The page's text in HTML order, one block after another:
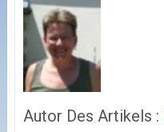
Autor Des Artikels :